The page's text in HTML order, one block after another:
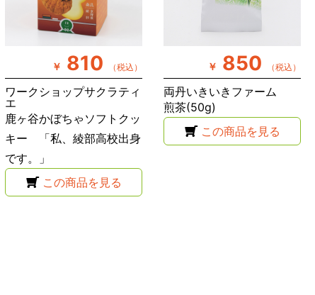
￥ 810 （税込）
ワークショップサクラティ
エ
鹿ヶ谷かぼちゃソフトクッ
キー 「私、綾部高校出身
です。」
この商品を見る
￥ 850 （税込）
両丹いきいきファーム
煎茶(50g)
この商品を見る